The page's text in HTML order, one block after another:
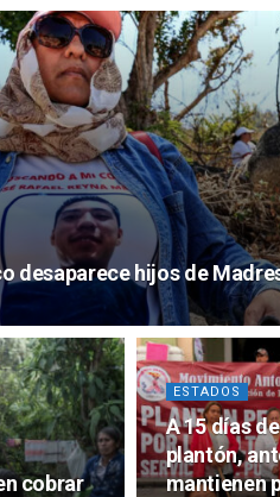
desaparece hijos de
cobrar
ESTADOS
A 15 días
plantón,
mantienen